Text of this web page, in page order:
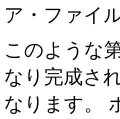
ア・ファイ
このような
なり完成さ
なります。